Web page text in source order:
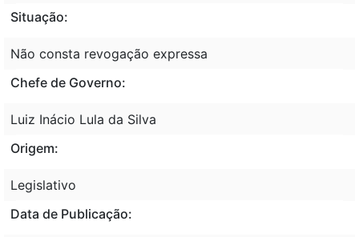
Situação:
Não consta revogação expressa
Chefe de Governo:
Luiz Inácio Lula da Silva
Origem:
Legislativo
Data de Publicação: